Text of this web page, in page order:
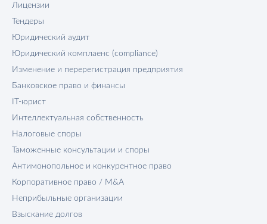
Лицензии
Тендеры
Юридический аудит
Юридический комплаенс (compliance)
Изменение и перерегистрация предприятия
Банковское право и финансы
IT-юрист
Интеллектуальная собственность
Налоговые споры
Таможенные консультации и споры
Антимонопольное и конкурентное право
Корпоративное право / M&A
Неприбыльные организации
Взыскание долгов